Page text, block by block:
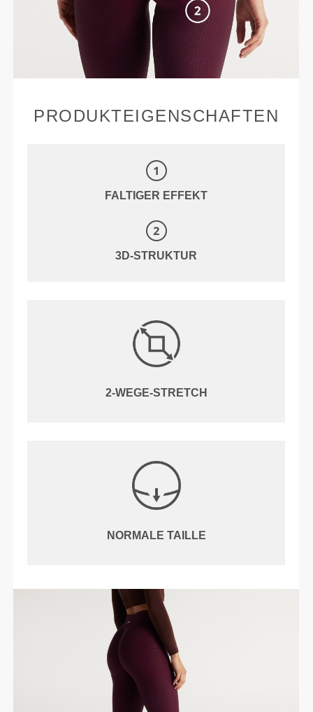
PRODUKTEIGENSCHAFTEN
FALTIGER EFFEKT
3D-STRUKTUR
2-WEGE-STRETCH
NORMALE TAILLE